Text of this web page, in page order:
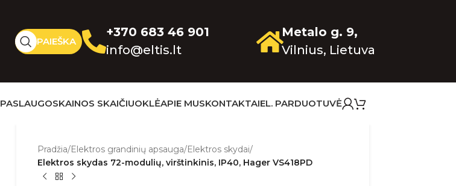
PAIEŠKA
+370 683 46 901
info@eltis.lt
Metalo g. 9,
Vilnius, Lietuva
PASLAUGOSKAINOS SKAIČIUOKLĖAPIE MUSKONTAKTAIEL. PARDUOTUVĖ
Pradžia/Elektros grandinių apsauga/Elektros skydai/
Elektros skydas 72-modulių, virštinkinis, IP40, Hager VS418PD